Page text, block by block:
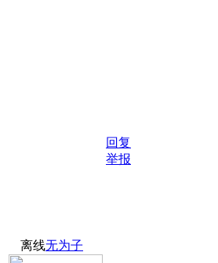
回复
举报
离线无为子